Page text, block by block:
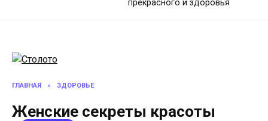
прекрасного и здоровья
ГЛАВНАЯ » ЗДОРОВЬЕ
Женские секреты красоты